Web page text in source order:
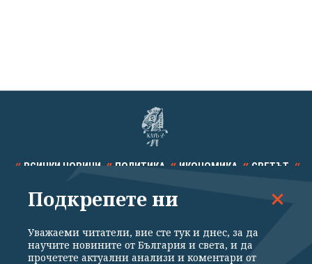
ВСИЧКИ НОВИНИ ПОЛИТИКА ИКОНОМИКА СВЕТЪТ
СПОРТ КУЛТУРА ТЕХНОЛОГИИ КАЛЕЙДОСКОП
Подкрепете ни
Уважаеми читатели, вие сте тук и днес, за да
научите новините от България и света, и да
прочетете актуални анализи и коментари от